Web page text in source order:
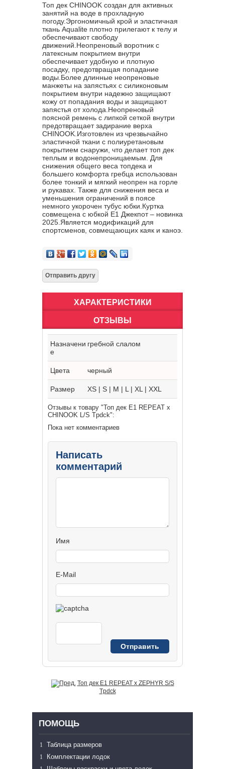
Топ дек CHINOOK создан для активных
занятий на воде в прохладную
погоду.Эргономичный крой и эластичная
ткань Aqualite плотно прилегают к телу и
обеспечивают свободу
движений.Неопреновый воротник с
латексным покрытием внутри
обеспечивает удобную и плотную
посадку, предотвращая попадание
воды.Более длинные неопреновые
манжеты на запястьях с силиконовым
покрытием внутри надежно защищают
кожу от попадания воды и защищают
запястья от холода.Неопреновый
поясной ремень с липкой сеткой внутри
предотвращает задирание верха
CHINOOK.Изготовлен из чрезвычайно
эластичной ткани с полиуретановым
покрытием снаружи, что делает топ дек
теплым и водонепроницаемым. Для
снижения общего веса топдека и
большего комфорта гребца использован
более тонкий и мягкий неопрен на горле
и рукавах. Также для снижения веса и
уменьшения ограничений в поясе
немного укорочен тубус юбки.Куртка
совмещена с юбкой Е1 Джекпот – новинка
2025.Является модификаций для
спортсменов, совмещающих каяк и каноэ.
ХАРАКТЕРИСТИКИ
ОТЗЫВЫ
Назначени
е
гребной слалом
Цвета черный
Размер XS | S | M | L | XL | XXL
Отзывы к товару "Топ дек E1 REPEAT x
CHINOOK L/S Tpdck":
Пока нет комментариев
Написать
комментарий
Имя
E-Mail
Топ дек E1 REPEAT x ZEPHYR S/S
Tpdck
ПОМОЩЬ
Таблица размеров
Комплектации лодок